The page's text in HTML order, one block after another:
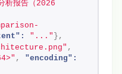
析报告（2026
"..." } ,
,
,
"encoding":